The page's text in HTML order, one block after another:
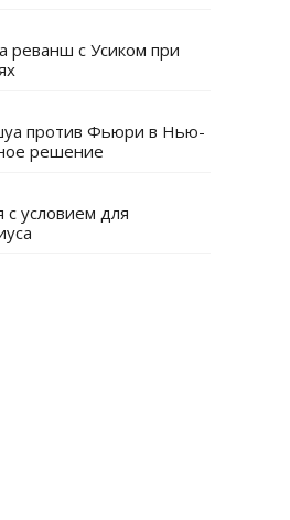
реванш с Усиком при
против Фьюри в Нью-
решение
с условием для